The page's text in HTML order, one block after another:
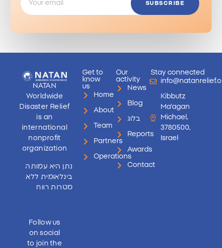
SUBSCRIBE
NATAN
Worldwide
Disaster Relief
is an
international
nonprofit
organization
נתן היא עמותה
בינלאומית ללא
מטרות רווח
Follow us
on social
to join the
Get to
know
us
Home
About
Team
Partners
Operations
Our
activity
News
Blog
בלוג
Reports
Awards
Contact
Stay connected
Kibbutz
Ma'agan
Michael,
3780500,
Israel